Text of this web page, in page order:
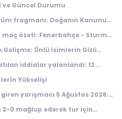
ve Güncel Durumu
fragmanı: Doğanın Kanunu
özeti: Fenerbahçe - Sturm
Gelişme: Ünlü İsimlerin Gizli
iddialar yalanlandı: 12
Yükselişi
yarışmacı 5 Ağustos 2026:
2-0 mağlup ederek tur için